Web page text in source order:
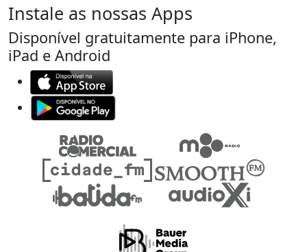
Instale as nossas Apps
Disponível gratuitamente para iPhone,
iPad e Android